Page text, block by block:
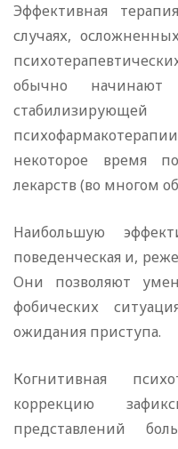
Эффективная
случаях,
обычно
некоторое время
лекарств (во многом
Наибольшую
поведенческая и,
Они позволяют
фобических
ожидания приступа.
Когнитивная
коррекцию
представлений